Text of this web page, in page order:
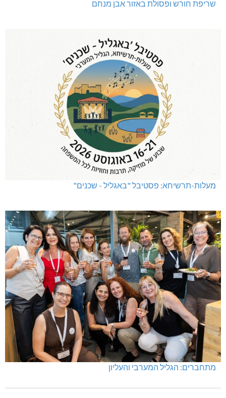
שריפת חורש ופסולת באזור אבן מנחם
מעלות-תרשיחא: פסטיבל "באגליל - שכנים"
מתחברים: הגליל המערבי והעליון